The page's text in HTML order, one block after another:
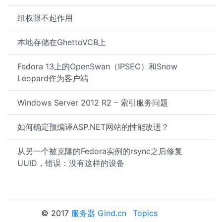
组权限不起作用
本地存储在GhettoVCB上
Fedora 13上的OpenSwan（IPSEC）和Snow
Leopard作为客户端
Windows Server 2012 R2 – 索引服务问题
如何确定预编译ASP.NET网站的性能改进？
从另一个被克隆的Fedora实例的rsync之后修复
UUID，错误：没有这样的设备
© 2017 服务器 Gind.cn
Topics